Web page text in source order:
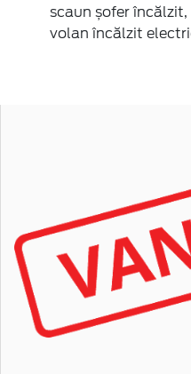
scaun șofer
volan încălzit